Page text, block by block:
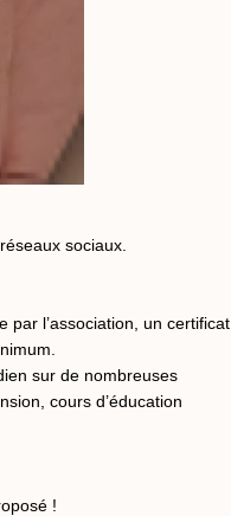
sociaux.
par l’association, un certificat
sur de nombreuses
cours d’éducation
!